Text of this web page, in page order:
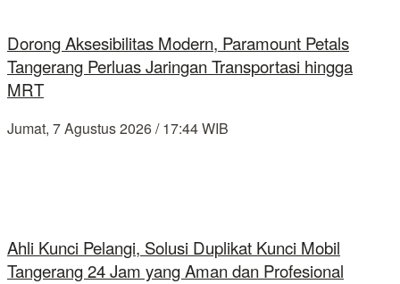
Dorong Aksesibilitas Modern, Paramount Petals
Tangerang Perluas Jaringan Transportasi hingga
MRT
Jumat, 7 Agustus 2026 / 17:44 WIB
Ahli Kunci Pelangi, Solusi Duplikat Kunci Mobil
Tangerang 24 Jam yang Aman dan Profesional